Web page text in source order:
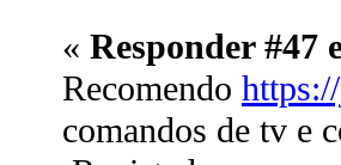
« Responder #47
Recomendo
comandos de tv e